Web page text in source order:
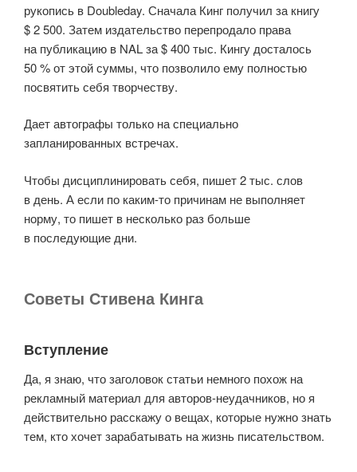
рукопись в Doubleday. Сначала Кинг получил за книгу
$ 2 500. Затем издательство перепродало права
на публикацию в NAL за $ 400 тыс. Кингу досталось
50 % от этой суммы, что позволило ему полностью
посвятить себя творчеству.
Дает автографы только на специально
запланированных встречах.
Чтобы дисциплинировать себя, пишет 2 тыс. слов
в день. А если по каким-то причинам не выполняет
норму, то пишет в несколько раз больше
в последующие дни.
Советы Стивена Кинга
Вступление
Да, я знаю, что заголовок статьи немного похож на
рекламный материал для авторов-неудачников, но я
действительно расскажу о вещах, которые нужно знать
тем, кто хочет зарабатывать на жизнь писательством.